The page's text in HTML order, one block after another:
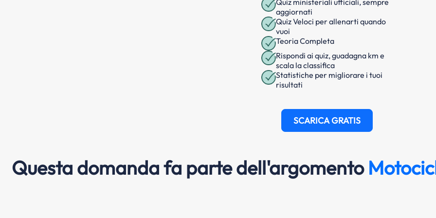
aggiornati
Quiz Veloci per allenarti quando
vuoi
Teoria Completa
Rispondi ai quiz, guadagna km e
scala la classifica
Statistiche per migliorare i tuoi
risultati
SCARICA GRATIS
Questa domanda fa parte dell'argomento